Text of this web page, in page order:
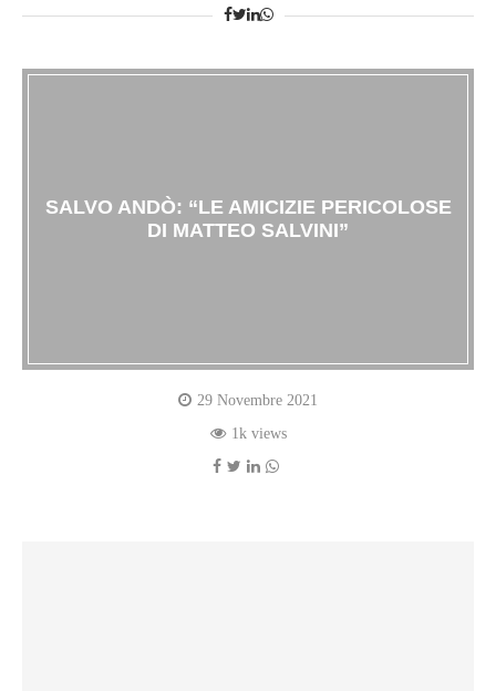
SALVO ANDÒ: “LE AMICIZIE PERICOLOSE
DI MATTEO SALVINI”
29 Novembre 2021
1k views